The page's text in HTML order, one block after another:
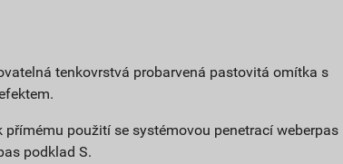
tenkovrstvá probarvená pastovitá omítka s
přímému použití se systémovou penetrací weberpas
podklad S.